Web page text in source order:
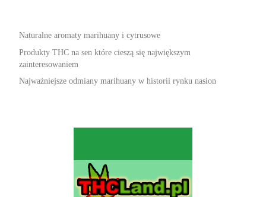
Naturalne aromaty marihuany i cytrusowe
Produkty THC na sen które cieszą się największym
zainteresowaniem
Najważniejsze odmiany marihuany w historii rynku nasion